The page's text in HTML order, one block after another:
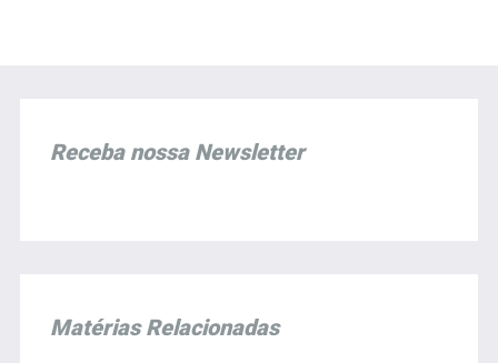
Receba nossa Newsletter
Matérias Relacionadas